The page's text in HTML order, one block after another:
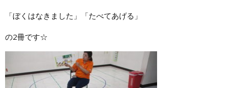
「ぼくはなきました」「たべてあげる」
の2冊です☆